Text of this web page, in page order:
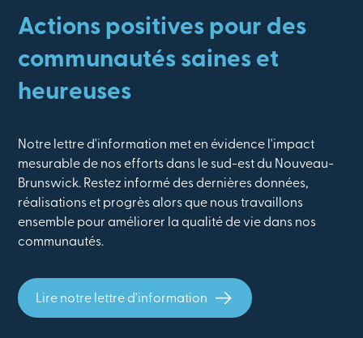
Actions positives pour des
communautés saines et
heureuses
Notre lettre d'information met en évidence l'impact
mesurable de nos efforts dans le sud-est du Nouveau-
Brunswick. Restez informé des dernières données,
réalisations et progrès alors que nous travaillons
ensemble pour améliorer la qualité de vie dans nos
communautés.
Lire notre lettre d'information